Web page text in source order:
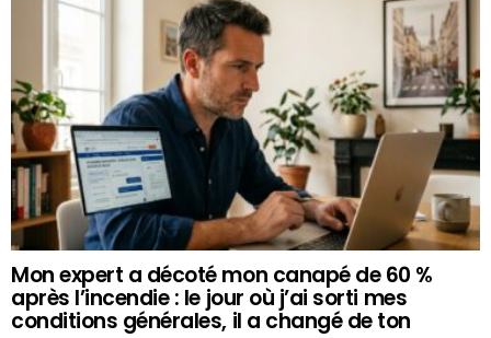
Mon expert a décoté mon canapé de 60 %
après l’incendie : le jour où j’ai sorti mes
conditions générales, il a changé de ton